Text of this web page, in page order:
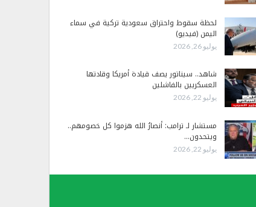
لحظة سقوط واحتراق سعودية تركية في سماء
اليمن (فيديو)
يوليو 26, 2026
شاهد.. سيناتور يصف قيادة أمريكا وقادتها
العسكريين بالفاشلين
يوليو 22, 2026
مستشار لـ ترامب: أنصارُ الله هزموا كل خصومهم..
ويتحدون…
يوليو 22, 2026